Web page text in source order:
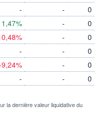
-
1,47%
-
-
-
-
-
-
-
-
0
0
0
0
0
0
la dernière valeur liquidative du